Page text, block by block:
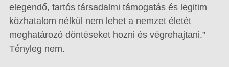
elegendő, tartós társadalmi támogatás és legitim
közhatalom nélkül nem lehet a nemzet életét
meghatározó döntéseket hozni és végrehajtani.”
Tényleg nem.